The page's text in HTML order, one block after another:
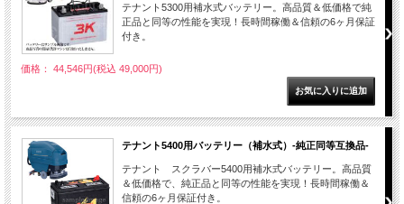
テナント5300用補水式バッテリー。高品質＆低価格で純
正品と同等の性能を実現！長時間稼働＆信頼の6ヶ月保証
付き。
価格： 44,546円(税込 49,000円)
テナント5400用バッテリー（補水式）-純正同等互換品-
テナント スクラバー5400用補水式バッテリー。高品質
＆低価格で、純正品と同等の性能を実現！長時間稼働＆
信頼の6ヶ月保証付き。